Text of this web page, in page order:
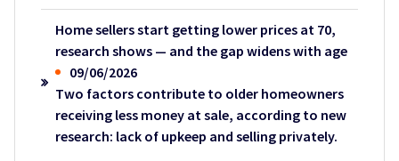
Home sellers start getting lower prices at 70,
research shows — and the gap widens with age
09/06/2026
Two factors contribute to older homeowners
receiving less money at sale, according to new
research: lack of upkeep and selling privately.